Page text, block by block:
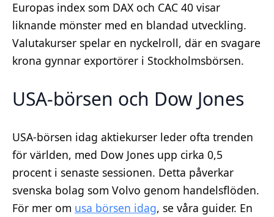
Europas index som DAX och CAC 40 visar
liknande mönster med en blandad utveckling.
Valutakurser spelar en nyckelroll, där en svagare
krona gynnar exportörer i Stockholmsbörsen.
USA-börsen och Dow Jones
USA-börsen idag aktiekurser leder ofta trenden
för världen, med Dow Jones upp cirka 0,5
procent i senaste sessionen. Detta påverkar
svenska bolag som Volvo genom handelsflöden.
För mer om usa börsen idag, se våra guider. En